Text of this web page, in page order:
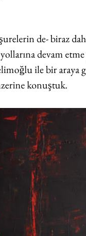
de- biraz
devam
ile bir araya
konuştuk.